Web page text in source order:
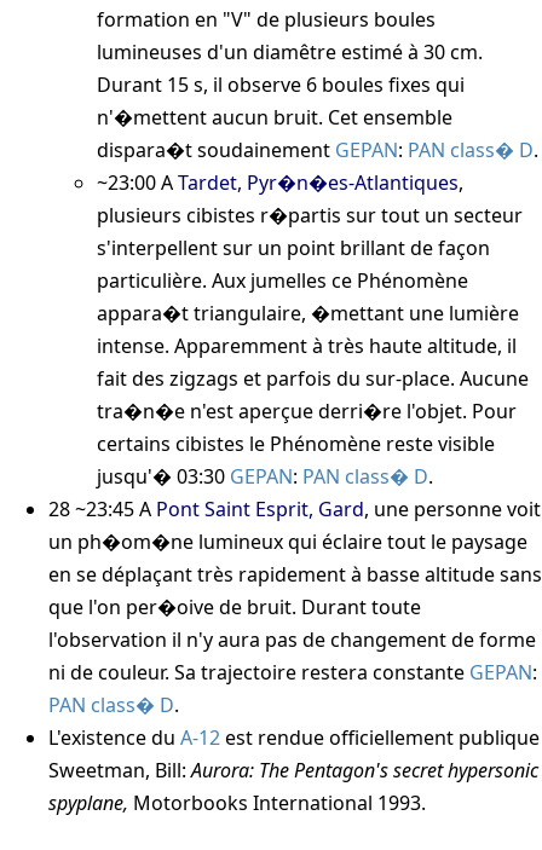
formation en "V" de plusieurs boules
lumineuses d'un diamêtre estimé à 30 cm.
Durant 15 s, il observe 6 boules fixes qui
n'�mettent aucun bruit. Cet ensemble
dispara�t soudainement GEPAN: PAN class� D.
~23:00ATardet, Pyr�n�es-Atlantiques,
plusieurs cibistes r�partis sur tout un secteur
s'interpellent sur un point brillant de façon
particulière. Aux jumelles ce Phénomène
appara�t triangulaire, �mettant une lumière
intense. Apparemment à très haute altitude, il
fait des zigzags et parfois du sur-place. Aucune
tra�n�e n'est aperçue derri�re l'objet. Pour
certains cibistes le Phénomène reste visible
jusqu'� 03:30 GEPAN: PAN class� D.
28 ~23:45A Pont Saint Esprit, Gard, une personne voit
un ph�om�ne lumineux qui éclaire tout le paysage
en se déplaçant très rapidement à basse altitude sans
que l'on per�oive de bruit. Durant toute
l'observation il n'y aura pas de changement de forme
ni de couleur. Sa trajectoire restera constante GEPAN:
PAN class� D.
L'existence du A-12est rendue officiellement publique
Sweetman, Bill:Aurora: The Pentagon's secret hypersonic
spyplane, Motorbooks International 1993.